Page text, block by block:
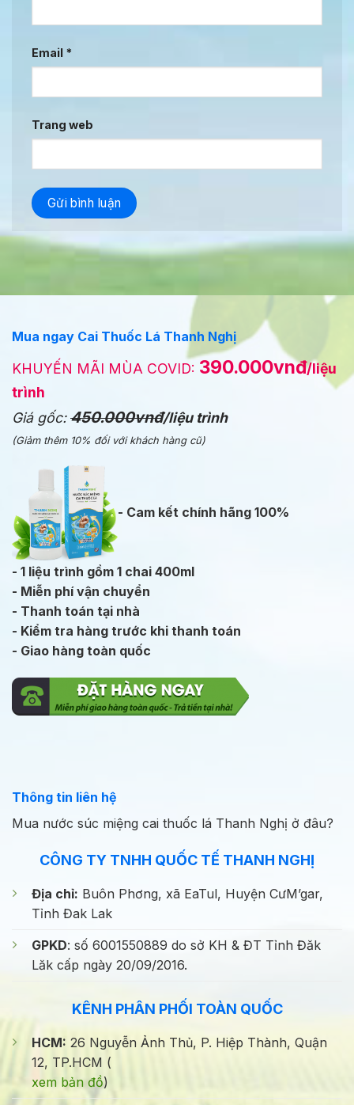
Email *
Trang web
Mua ngay Cai Thuốc Lá Thanh Nghị
KHUYẾN MÃI MÙA COVID: 390.000vnđ/liệu
trình
Giá gốc:450.000vnđ/liệu trình
(Giảm thêm 10% đối với khách hàng cũ)
- Cam kết chính hãng 100%
- 1 liệu trình gồm 1 chai 400ml
- Miễn phí vận chuyển
- Thanh toán tại nhà
- Kiểm tra hàng trước khi thanh toán
- Giao hàng toàn quốc
Thông tin liên hệ
Mua nước súc miệng cai thuốc lá Thanh Nghị ở đâu?
CÔNG TY TNHH QUỐC TẾ THANH NGHỊ
Địa chỉ: Buôn Phơng, xã EaTul, Huyện CưM’gar,
Tỉnh Đak Lak
GPKD: số 6001550889 do sở KH & ĐT Tỉnh Đăk
Lăk cấp ngày 20/09/2016.
KÊNH PHÂN PHỐI TOÀN QUỐC
HCM: 26 Nguyễn Ảnh Thủ, P. Hiệp Thành, Quận
12, TP.HCM (
xem bản đồ)